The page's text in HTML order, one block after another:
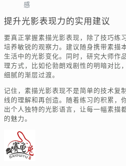
感
提升光影表现力的实用建议
要真正掌握素描光影表现，除了技巧练
培养敏锐的观察力。建议随身携带素描
生活中的光影变化。同时，研究大师作
理方式，比如伦勃朗戏剧性的明暗对比
细腻的渐层过渡。
记住，素描光影表现不是简单的技术复
线的理解和再创造。随着练习的积累，
出个人独特的光影语言，让每一幅素描
的魅力。